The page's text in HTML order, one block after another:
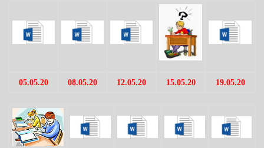
05.05.20 08.05.20 12.05.20 15.05.20 19.05.20